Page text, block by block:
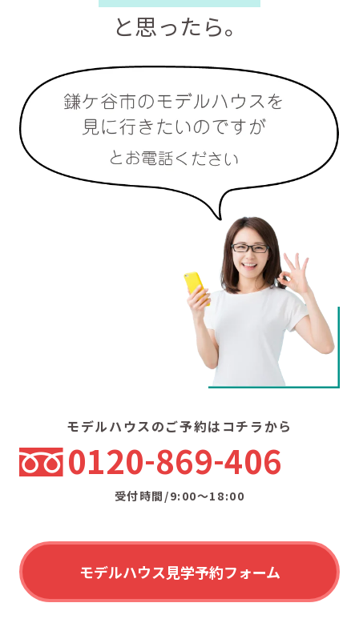
と思ったら。
モデルハウスのご予約はコチラから
0120 869 406
受付時間/9:00〜18:00
モデルハウス見学予約フォーム